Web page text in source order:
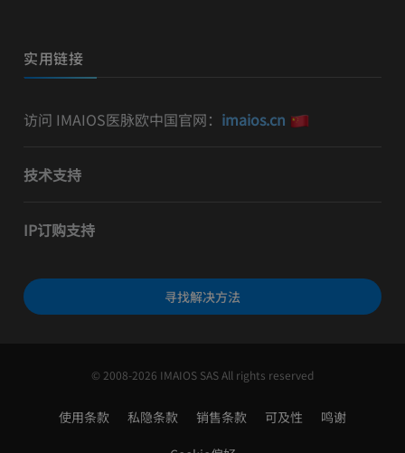
实用链接
访问 IMAIOS医脉欧中国官网： imaios.cn
技术支持
IP订购支持
寻找解决方法
© 2008-2026 IMAIOS SAS All rights reserved
使用条款 私隐条款 销售条款 可及性 鸣谢